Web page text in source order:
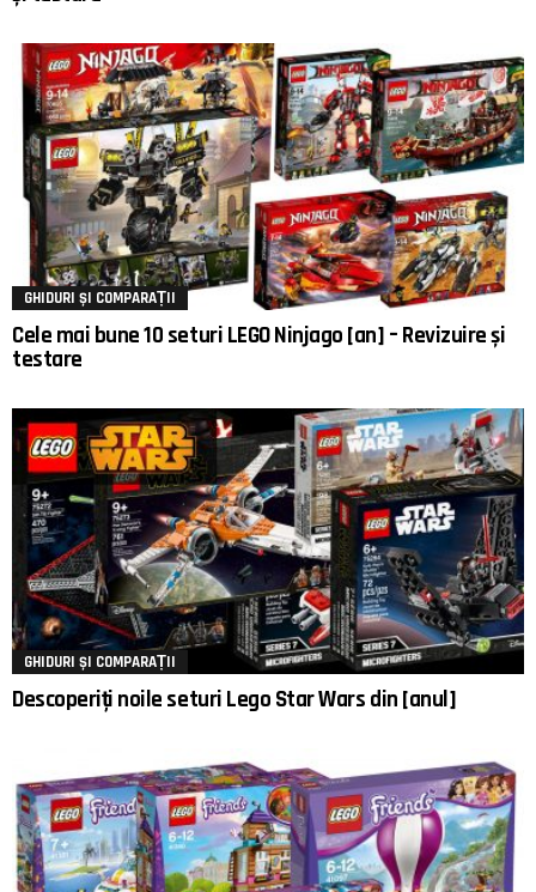
GHIDURI ȘI COMPARAȚII
Cele mai bune 10 seturi LEGO Ninjago [an] – Revizuire și
testare
GHIDURI ȘI COMPARAȚII
Descoperiți noile seturi Lego Star Wars din [anul]